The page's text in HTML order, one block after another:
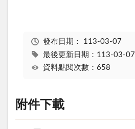
發布日期： 113-03-07
最後更新日期：113-03-07
資料點閱次數：658
附件下載